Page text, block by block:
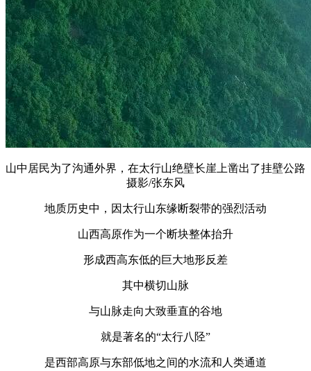
山中居民为了沟通外界，在太行山绝壁长崖上凿出了挂壁公路
摄影/张东风
地质历史中，因太行山东缘断裂带的强烈活动
山西高原作为一个断块整体抬升
形成西高东低的巨大地形反差
其中横切山脉
与山脉走向大致垂直的谷地
就是著名的“太行八陉”
是西部高原与东部低地之间的水流和人类通道